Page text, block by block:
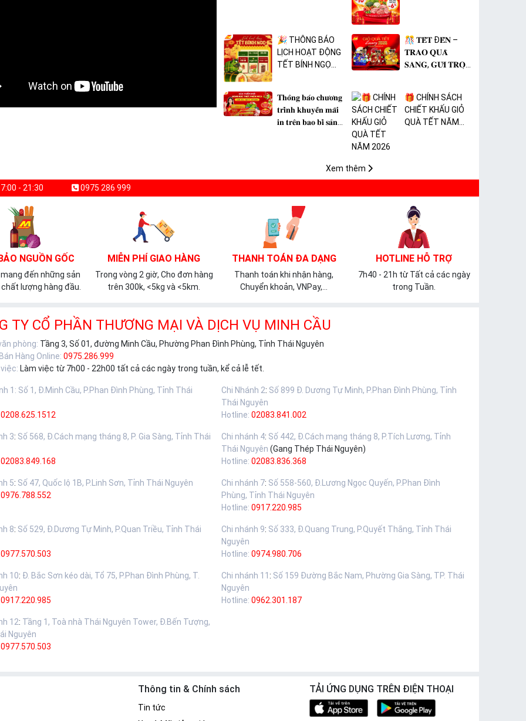
🎉 THÔNG BÁO
LỊCH HOẠT ĐỘNG
TẾT BÍNH NGỌ
🎊 𝐓𝐄̂́𝐓 Đ𝐄̂́𝐍 –
𝐓𝐑𝐀𝐎 𝐐𝐔𝐀̀
𝐒𝐀𝐍𝐆, 𝐆𝐔̛̉𝐈 𝐓𝐑𝐎̣𝐍
𝐓𝐡𝐨̂𝐧𝐠 𝐛𝐚́𝐨 𝐜𝐡𝐮̛𝐨̛𝐧𝐠
𝐭𝐫𝐢̀𝐧𝐡 𝐤𝐡𝐮𝐲𝐞̂́𝐧 𝐦𝐚̃𝐢
𝐢𝐧 𝐭𝐫𝐞̂𝐧 𝐛𝐚𝐨 𝐛𝐢̀ 𝐬𝐚̉𝐧
🎁 CHÍNH SÁCH
CHIẾT KHẤU GIỎ
QUÀ TẾT NĂM
Xem thêm
- 21:30 0975 286 999
NGUỒN GỐC
đến những sản
lượng hàng đầu.
MIỄN PHÍ GIAO HÀNG
Trong vòng 2 giờ, Cho đơn hàng
trên 300k, <5kg và <5km.
THANH TOÁN ĐA DẠNG
Thanh toán khi nhận hàng,
Chuyển khoản, VNPay,...
HOTLINE HỖ TRỢ
7h40 - 21h từ Tất cả các ngày
trong Tuần.
TY CỔ PHẦN THƯƠNG MẠI VÀ DỊCH VỤ MINH CẦU
phòng: Tầng 3, Số 01, đường Minh Cầu, Phường Phan Đình Phùng, Tỉnh Thái Nguyên
Hàng Online: 0975.286.999
Làm việc từ 7h00 - 22h00 tất cả các ngày trong tuần, kể cả lễ tết.
1 : Số 1, Đ.Minh Cầu, P.Phan Đình Phùng, Tỉnh Thái
0208.625.1512
Chi Nhánh 2: Số 899 Đ. Dương Tự Minh, P.Phan Đình Phùng, Tỉnh
Thái Nguyên
Hotline: 02083.841.002
3: Số 568, Đ.Cách mạng tháng 8, P. Gia Sàng, Tỉnh Thái
02083.849.168
Chi nhánh 4: Số 442, Đ.Cách mạng tháng 8, P.Tích Lương, Tỉnh
Thái Nguyên (Gang Thép Thái Nguyên)
Hotline: 02083.836.368
5: Số 47, Quốc lộ 1B, P.Linh Sơn, Tỉnh Thái Nguyên
0976.788.552
Chi nhánh 7: Số 558-560, Đ.Lương Ngọc Quyến, P.Phan Đình
Phùng, Tỉnh Thái Nguyên
Hotline: 0917.220.985
8: Số 529, Đ.Dương Tự Minh, P.Quan Triều, Tỉnh Thái
0977.570.503
Chi nhánh 9: Số 333, Đ.Quang Trung, P.Quyết Thắng, Tỉnh Thái
Nguyên
Hotline: 0974.980.706
10: Đ. Bắc Sơn kéo dài, Tổ 75, P.Phan Đình Phùng, T.
0917.220.985
Chi nhánh 11 : Số 159 Đường Bắc Nam, Phường Gia Sàng, TP. Thái
Nguyên
Hotline: 0962.301.187
12: Tầng 1, Toà nhà Thái Nguyên Tower, Đ.Bến Tượng,
Nguyên
0977.570.503
Thông tin & Chính sách
Tin tức
TẢI ỨNG DỤNG TRÊN ĐIỆN THOẠI